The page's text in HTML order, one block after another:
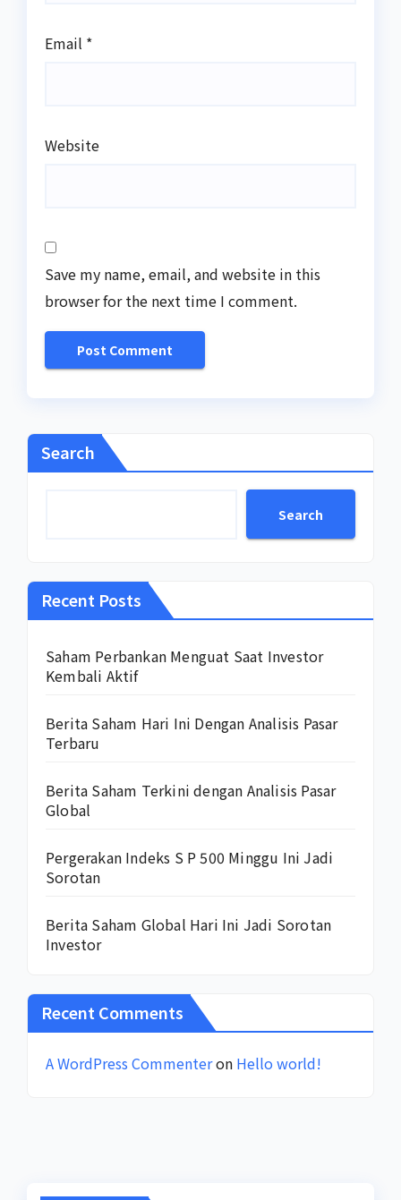
Email *
Website
Save my name, email, and website in this
browser for the next time I comment.
Search
Search
Recent Posts
Saham Perbankan Menguat Saat Investor
Kembali Aktif
Berita Saham Hari Ini Dengan Analisis Pasar
Terbaru
Berita Saham Terkini dengan Analisis Pasar
Global
Pergerakan Indeks S P 500 Minggu Ini Jadi
Sorotan
Berita Saham Global Hari Ini Jadi Sorotan
Investor
Recent Comments
A WordPress Commenteron Hello world!